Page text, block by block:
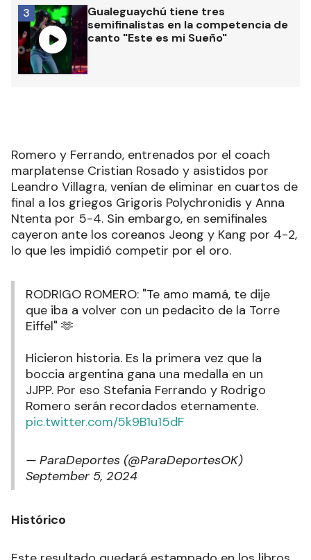
Gualeguaychú tiene tres
semifinalistas en la competencia de
canto "Este es mi Sueño"
3
Romero y Ferrando, entrenados por el coach
marplatense Cristian Rosado y asistidos por
Leandro Villagra, venían de eliminar en cuartos de
final a los griegos Grigoris Polychronidis y Anna
Ntenta por 5-4. Sin embargo, en semifinales
cayeron ante los coreanos Jeong y Kang por 4-2,
lo que les impidió competir por el oro.
RODRIGO ROMERO: "Te amo mamá, te dije
que iba a volver con un pedacito de la Torre
Eiffel" 🫶
Hicieron historia. Es la primera vez que la
boccia argentina gana una medalla en un
JJPP. Por eso Stefania Ferrando y Rodrigo
Romero serán recordados eternamente.
pic.twitter.com/5k9B1u15dF
— ParaDeportes (@ParaDeportesOK)
September 5, 2024
Histórico